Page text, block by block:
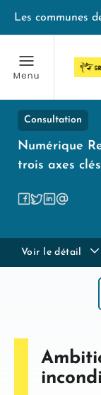
Les communes
Consultation
Numérique
trois axes clés
Voir le détail